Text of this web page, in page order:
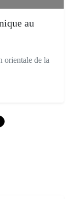
au
orientale de la